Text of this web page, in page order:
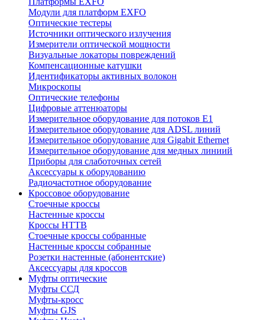
Модули для платформ EXFO
Оптические тестеры
Источники оптического излучения
Измерители оптической мощности
Визуальные локаторы повреждений
Компенсационные катушки
Идентификаторы активных волокон
Микроскопы
Оптические телефоны
Цифровые аттенюаторы
Измерительное оборудование для потоков Е1
Измерительное оборудование для ADSL линий
Измерительное оборудование для Gigabit Ethernet
Измерительное оборудование для медных линиий
Приборы для слаботочных сетей
Аксессуары к оборудованию
Радиочастотное оборудование
Кроссовое оборудование
Стоечные кроссы
Настенные кроссы
Кроссы HTTB
Стоечные кроссы собранные
Настенные кроссы собранные
Розетки настенные (абонентские)
Аксессуары для кроссов
Муфты оптические
Муфты ССД
Муфты-кросс
Муфты GJS